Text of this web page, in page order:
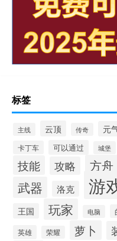
标签
主线 云顶 传奇 元
卡丁车 可以通过 城堡
技能 攻略 方舟
武器 洛克 游
王国 玩家 电脑
英雄 荣耀 萝卜